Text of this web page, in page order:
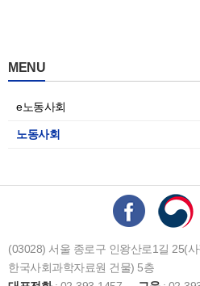
MENU
e노동사회
노동사회
(03028) 서울 종로구 인왕산로1길 25(사
한국사회과학자료원 건물) 5층